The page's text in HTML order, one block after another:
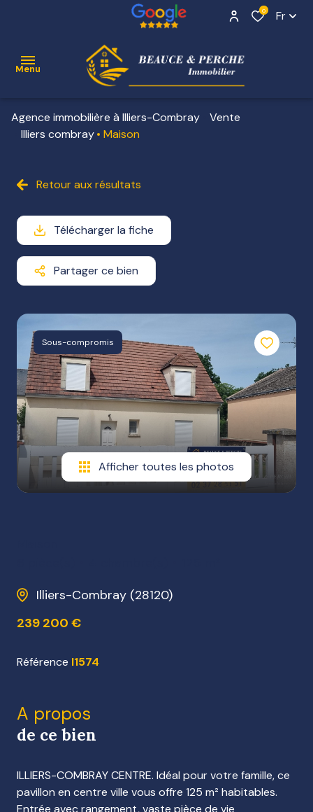
0 Fr
Menu
ACCUEIL
NOS
VENDUS
ESTIMATION
E-MAIL
NOTRE
AGENCE
NOS
HONORAIRES
Agence immobilière à Illiers-Combray
Vente
Illiers combray
Maison
Retour aux résultats
Télécharger la fiche
Partager ce bien
Sous-compromis
Afficher toutes les photos
Illiers-Combray (28120)
239 200 €
Référence I1574
A propos
de ce bien
ILLIERS-COMBRAY CENTRE. Idéal pour votre famille, ce
pavillon en centre ville vous offre 125 m² habitables.
Entrée avec rangement, vaste pièce de vie